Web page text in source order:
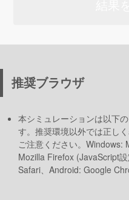
推奨ブラウザ
本シミュレーションは以下
す。推奨環境以外では正し
ご注意ください。Windows:
Mozilla Firefox (JavaScript
Safari、Android: Google